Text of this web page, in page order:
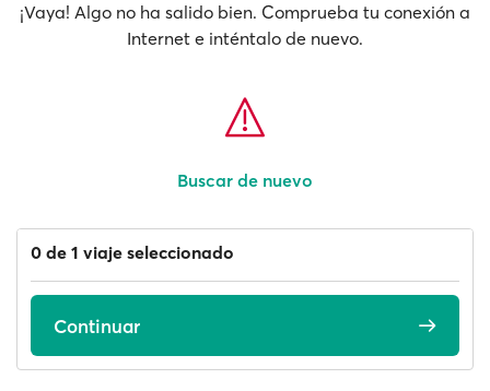
¡Vaya! Algo no ha salido bien. Comprueba tu conexión a
Internet e inténtalo de nuevo.
Buscar de nuevo
0 de 1 viaje seleccionado
Continuar